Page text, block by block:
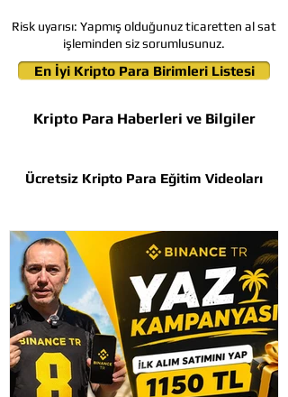
Ücretsiz Kripto Para Eğitim Videoları
Kripto Para Haberleri ve Bilgiler
En İyi Kripto Para Birimleri Listesi
Risk uyarısı: Yapmış olduğunuz ticaretten al sat
işleminden siz sorumlusunuz.